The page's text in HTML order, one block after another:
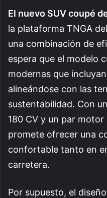
El nuevo SUV coupé
la plataforma TNGA
una combinación de
espera que el modelo
modernas que
alineándose con las
sustentabilidad. Con
180 CV y un par
promete ofrecer una
confortable tanto en
carretera.
Por supuesto, el